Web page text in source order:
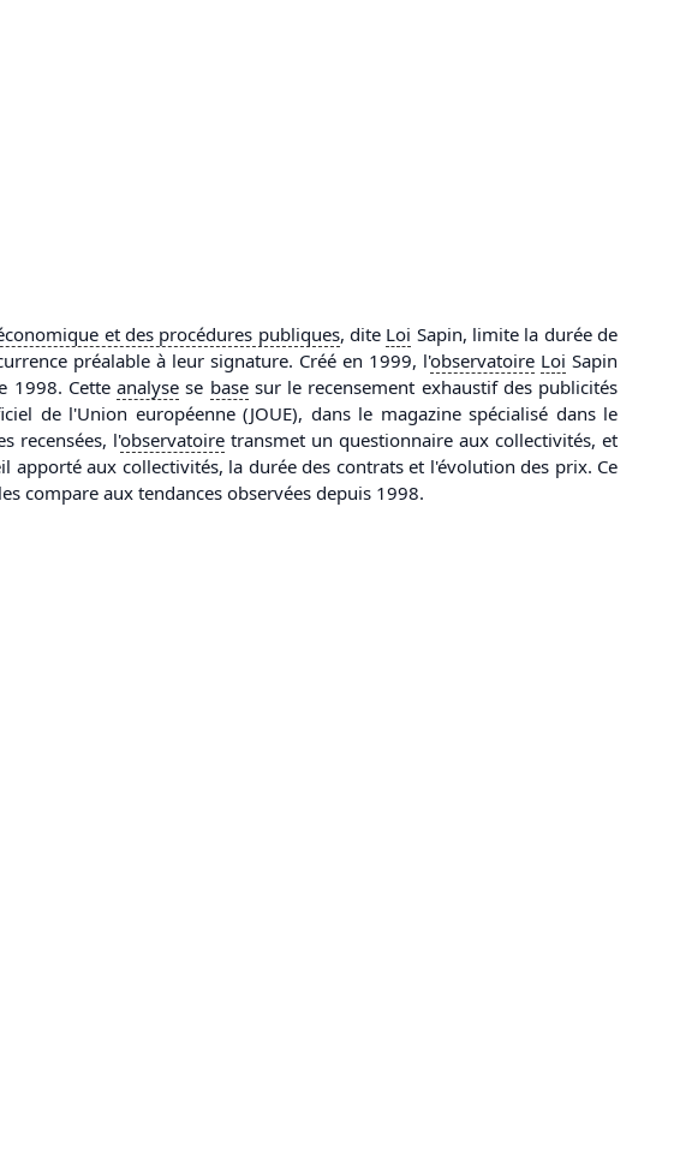
et des procédures publiques, dite Loi Sapin, limite la durée de
préalable à leur signature. Créé en 1999, l'observatoire Loi Sapin
1998. Cetteanalyse se basesur le recensement exhaustif des publicités
de l'Union européenne (JOUE), dans le magazine spécialisé dans le
recensées, l'observatoiretransmet un questionnaire aux collectivités, et
aux collectivités, la durée des contrats et l'évolution des prix. Ce
compare aux tendances observées depuis 1998.